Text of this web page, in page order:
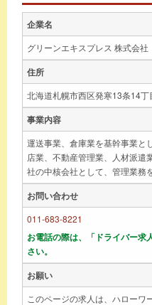
企業名
グリーンエキスプレス 株式会社
住所
北海道札幌市西区発寒13条14
事業内容
運送事業、倉庫業を基幹事業と
店業、不動産管理業、人材派遣
社の中核会社として、管理業務
お問い合わせ
011-683-8221
お電話の際は、「ドライバー求
さい。
お願い
このページの求人は、ハロー